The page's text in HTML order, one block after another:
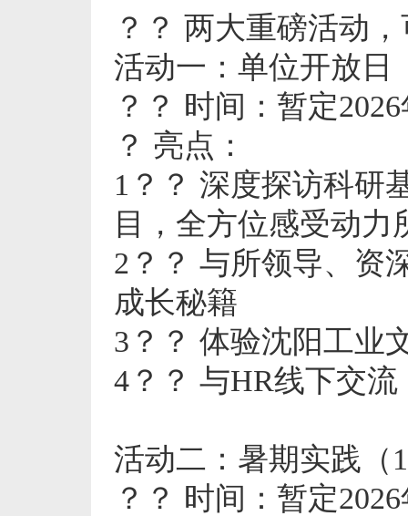
？？ 两大重磅活动
活动一：单位开放日
？？ 时间：暂定
？ 亮点：
1？？ 深度探访科研
目，全方位感受动力
2？？ 与所领导、资
成长秘籍
3？？ 体验沈阳工业
4？？ 与HR线下交流
活动二：暑期实践（
？？ 时间：暂定